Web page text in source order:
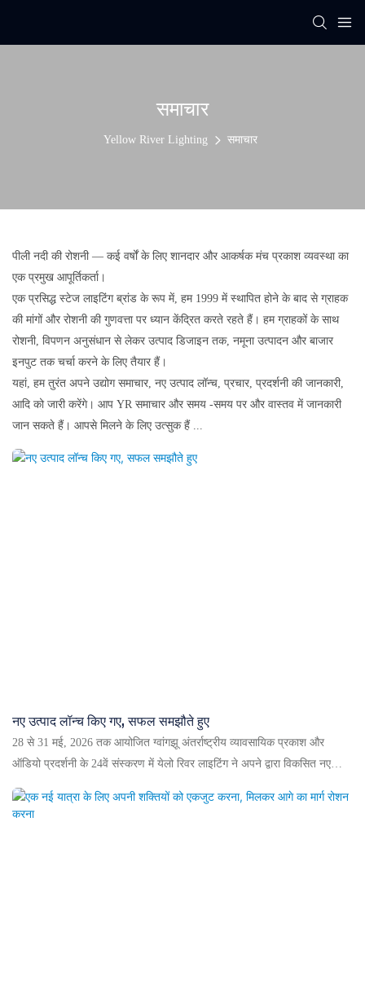
समाचार
Yellow River Lighting समाचार
पीली नदी की रोशनी — कई वर्षों के लिए शानदार और आकर्षक मंच प्रकाश व्यवस्था का
एक प्रमुख आपूर्तिकर्ता।
एक प्रसिद्ध स्टेज लाइटिंग ब्रांड के रूप में, हम 1999 में स्थापित होने के बाद से ग्राहक
की मांगों और रोशनी की गुणवत्ता पर ध्यान केंद्रित करते रहते हैं। हम ग्राहकों के साथ
रोशनी, विपणन अनुसंधान से लेकर उत्पाद डिजाइन तक, नमूना उत्पादन और बाजार
इनपुट तक चर्चा करने के लिए तैयार हैं।
यहां, हम तुरंत अपने उद्योग समाचार, नए उत्पाद लॉन्च, प्रचार, प्रदर्शनी की जानकारी,
आदि को जारी करेंगे। आप YR समाचार और समय -समय पर और वास्तव में जानकारी
जान सकते हैं। आपसे मिलने के लिए उत्सुक हैं ...
नए उत्पाद लॉन्च किए गए, सफल समझौते हुए
28 से 31 मई, 2026 तक आयोजित ग्वांगझू अंतर्राष्ट्रीय व्यावसायिक प्रकाश और
ऑडियो प्रदर्शनी के 24वें संस्करण में येलो रिवर लाइटिंग ने अपने द्वारा विकसित नए
उत्पादों की पूरी श्रृंखला के साथ भव्य उपस्थिति दर्ज कराई। चार दिवसीय प्रदर्शनी ने
ऑर्डर, चैनल सहयोग और ब्रांड प्रतिष्ठा के मामले में कई सकारात्मक परिणाम प्राप्त किए